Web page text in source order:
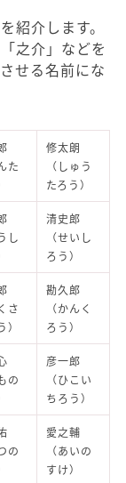
紹介します。
之介」などを
せる名前にな
た
修太朗
（しゅう
たろう）
し
清史郎
（せいし
ろう）
さ
勘久郎
（かんく
ろう）
の
彦一郎
（ひこい
ちろう）
の
愛之輔
（あいの
すけ）